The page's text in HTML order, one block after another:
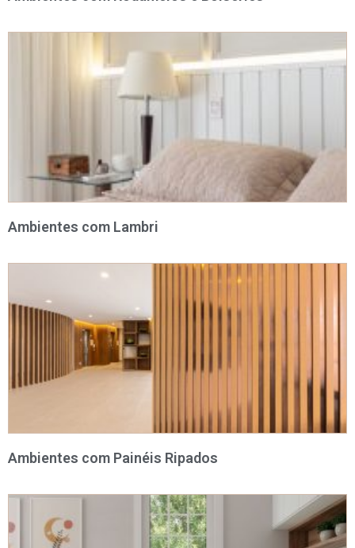
Ambientes com Lambri
Ambientes com Painéis Ripados